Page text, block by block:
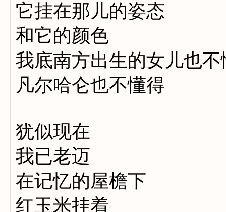
它挂在那儿的姿态
和它的颜色
我底南方出生的女儿也不
凡尔哈仑也不懂得
犹似现在
我已老迈
在记忆的屋檐下
红玉米挂着